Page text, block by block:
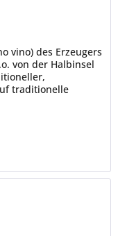
vino) des Erzeugers
von der Halbinsel
traditionelle